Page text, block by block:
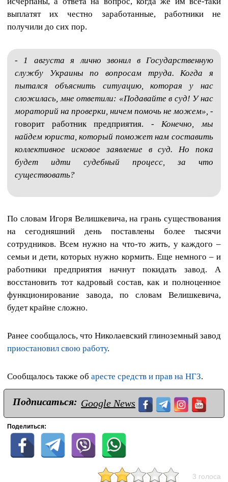
выплатят их честно заработанные, работники не
получили до сих пор.
- 1 августа я лично звонил в Государственную
службу Украины по вопросам труда. Когда я
пытался объяснить ситуацию, которая у нас
сложилась, мне ответили: «Подавайте в суд! У нас
мораторий на проверки, ничем помочь не можем», -
говорит работник предприятия. - Конечно, мы
найдем юриста, который поможет нам составить
коллективное исковое заявление в суд. Но пока
будет идти судебный процесс, за что
существовать?
По словам Игоря Велишкевича, на грань существования
на сегодняшний день поставлены более тысячи
сотрудников. Всем нужно на что-то жить, у каждого –
семьи и дети, которых нужно кормить. Еще немного – и
работники предприятия начнут покидать завод. А
восстановить тот кадровый состав, как и полноценное
функционирование завода, по словам Велишкевича,
будет крайне сложно.
Ранее сообщалось, что Николаевский глиноземный завод
приостановил свою работу.
Сообщалось также об аресте средств и прав на НГЗ.
Подписаться: Google News
Поделиться:
3 голоса